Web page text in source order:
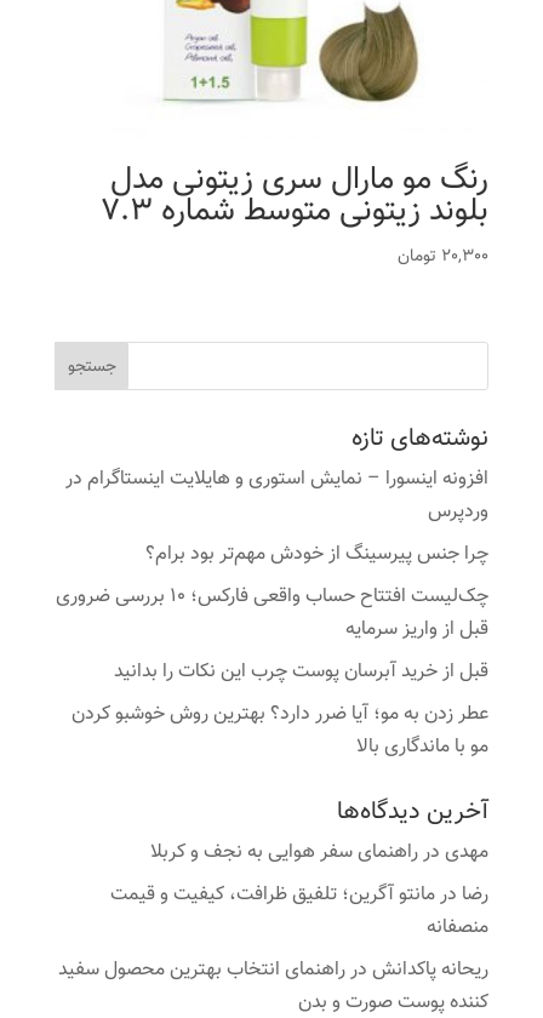
رنگ مو مارال سری زیتونی مدل
بلوند زیتونی متوسط شماره 7.3
20,300 تومان
نوشته‌های تازه
افزونه اینسورا – نمایش استوری و هایلایت اینستاگرام در
وردپرس
چرا جنس پیرسینگ از خودش مهم‌تر بود برام؟
چک‌لیست افتتاح حساب واقعی فارکس؛ ۱۰ بررسی ضروری
قبل از واریز سرمایه
قبل از خرید آبرسان پوست چرب این نکات را بدانید
عطر زدن به مو؛ آیا ضرر دارد؟ بهترین روش خوشبو کردن
مو با ماندگاری بالا
آخرین دیدگاه‌ها
مهدیدرراهنمای سفر هوایی به نجف و کربلا
رضا درمانتو آگرین؛ تلفیق ظرافت، کیفیت و قیمت
منصفانه
ریحانه پاکدانشدرراهنمای انتخاب بهترین محصول سفید
کننده پوست صورت و بدن